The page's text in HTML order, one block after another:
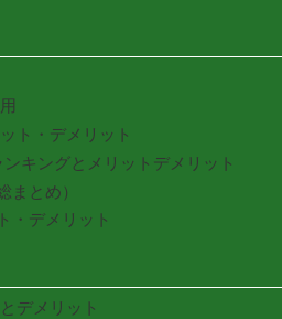
ト・デメリット
キングとメリットデメリット
まとめ）
デメリット
デメリット